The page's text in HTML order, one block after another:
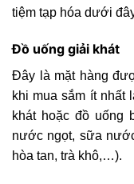
tiệm tạp hóa dưới
Đồ uống giải khát
Đây là mặt hàng
khi mua sắm ít nhất
khát hoặc đồ uống
nước ngọt, sữa
hòa tan, trà khô,…).